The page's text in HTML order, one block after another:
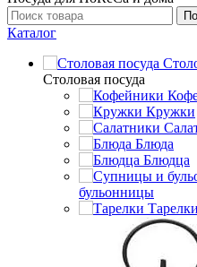
Каталог
Столовая посуда
Кружки
Блюда
Блюдца
бульонницы
Тарелки